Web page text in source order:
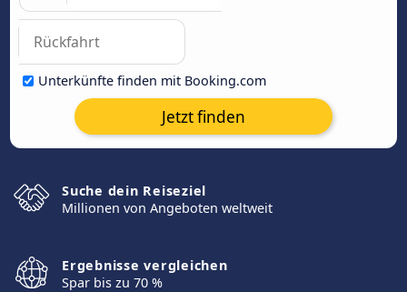
Unterkünfte finden mit Booking.com
Jetzt finden
Suche dein Reiseziel
Millionen von Angeboten weltweit
Ergebnisse vergleichen
Spar bis zu 70 %